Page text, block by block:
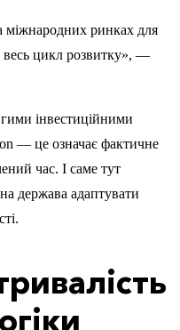
ринках для
весь цикл розвитку», —
інвестиційними
— це означає фактичне
час. І саме тут
держава адаптувати